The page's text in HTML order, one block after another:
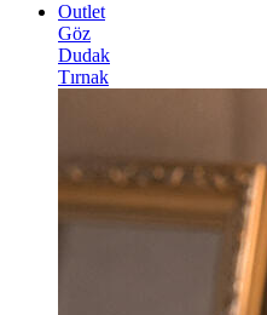
Outlet
Göz
Dudak
Tırnak